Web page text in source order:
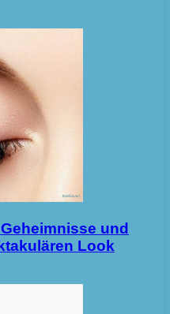
und
Look